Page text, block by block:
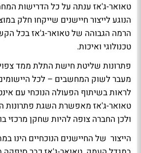
טאואר-ג'אז ענתה על כל הדרישות
הנוגע לייצור חיישנים שייקחו חלק
הרמה הגבוהה של טאואר-ג'אז בכל
טכנולוגי ואיכות.
פתרונות שליטת חישת התלת ממד
מעבר לשוק המחשבים – לכל היישומים
לראות בשיתוף הפעולה הנוכחי עם
טאואר-ג'אז מאפשרת השגת פתרונות
ולכן החברה צופה להיות שחקן מרכזי